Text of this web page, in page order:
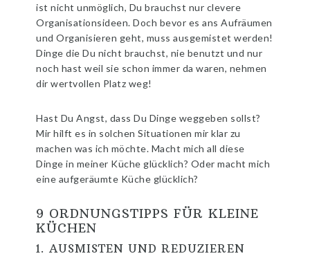
ist nicht unmöglich, Du brauchst nur clevere
Organisationsideen. Doch bevor es ans Aufräumen
und Organisieren geht, muss ausgemistet werden!
Dinge die Du nicht brauchst, nie benutzt und nur
noch hast weil sie schon immer da waren, nehmen
dir wertvollen Platz weg!
Hast Du Angst, dass Du Dinge weggeben sollst?
Mir hilft es in solchen Situationen mir klar zu
machen was ich möchte. Macht mich all diese
Dinge in meiner Küche glücklich? Oder macht mich
eine aufgeräumte Küche glücklich?
9 ORDNUNGSTIPPS FÜR KLEINE
KÜCHEN
1. AUSMISTEN UND REDUZIEREN